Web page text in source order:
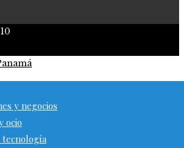
y negocios
ocio
tecnología